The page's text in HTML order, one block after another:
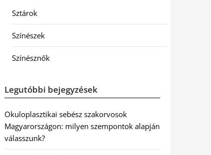
Sztárok
Színészek
Színésznők
Legutóbbi bejegyzések
Okuloplasztikai sebész szakorvosok
Magyarországon: milyen szempontok alapján
válasszunk?